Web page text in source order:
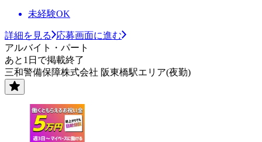
未経験OK
詳細を見る
応募画面に進む
アルバイト・パート
あと1日で掲載終了
三和警備保障株式会社 阪東橋駅エリア(夜勤)